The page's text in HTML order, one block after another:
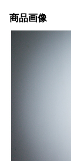
商品画像